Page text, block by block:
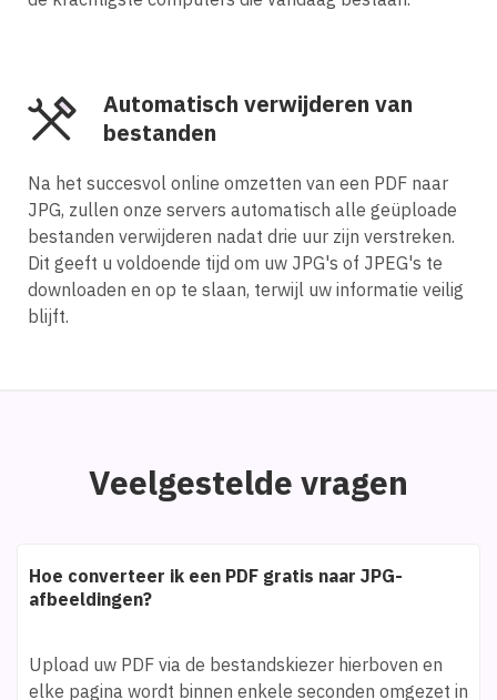
Automatisch verwijderen van
bestanden
Na het succesvol online omzetten van een PDF naar
JPG, zullen onze servers automatisch alle geüploade
bestanden verwijderen nadat drie uur zijn verstreken.
Dit geeft u voldoende tijd om uw JPG's of JPEG's te
downloaden en op te slaan, terwijl uw informatie veilig
blijft.
Veelgestelde vragen
Hoe converteer ik een PDF gratis naar JPG-
afbeeldingen?
Upload uw PDF via de bestandskiezer hierboven en
elke pagina wordt binnen enkele seconden omgezet in